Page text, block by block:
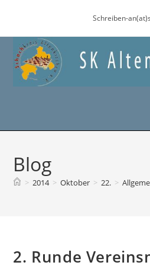
springen
Schreiben-
Blog
> 2014 > Oktober > 22. >
2. Runde